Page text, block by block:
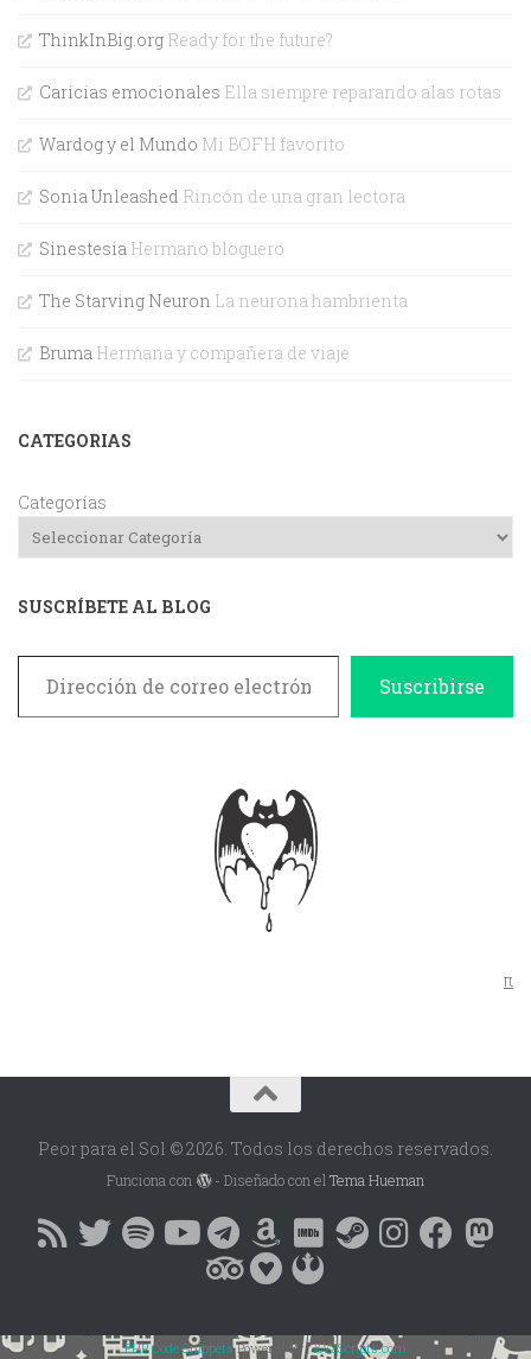
ThinkInBig.org Ready for the future?
Caricias emocionales Ella siempre reparando alas rotas
Wardog y el Mundo Mi BOFH favorito
Sonia Unleashed Rincón de una gran lectora
Sinestesia Hermano bloguero
The Starving Neuron La neurona hambrienta
Bruma Hermana y compañera de viaje
CATEGORIAS
Categorías
SUSCRÍBETE AL BLOG
Dirección de correo electrónico
Suscribirse
π
Peor para el Sol © 2026. Todos los derechos reservados.
Funciona con - Diseñado con el Tema Hueman
PHP Code SnippetsPowered By :XYZScripts.com